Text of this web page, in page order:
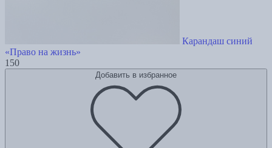
Карандаш синий
«Право на жизнь»
150
Добавить в избранное